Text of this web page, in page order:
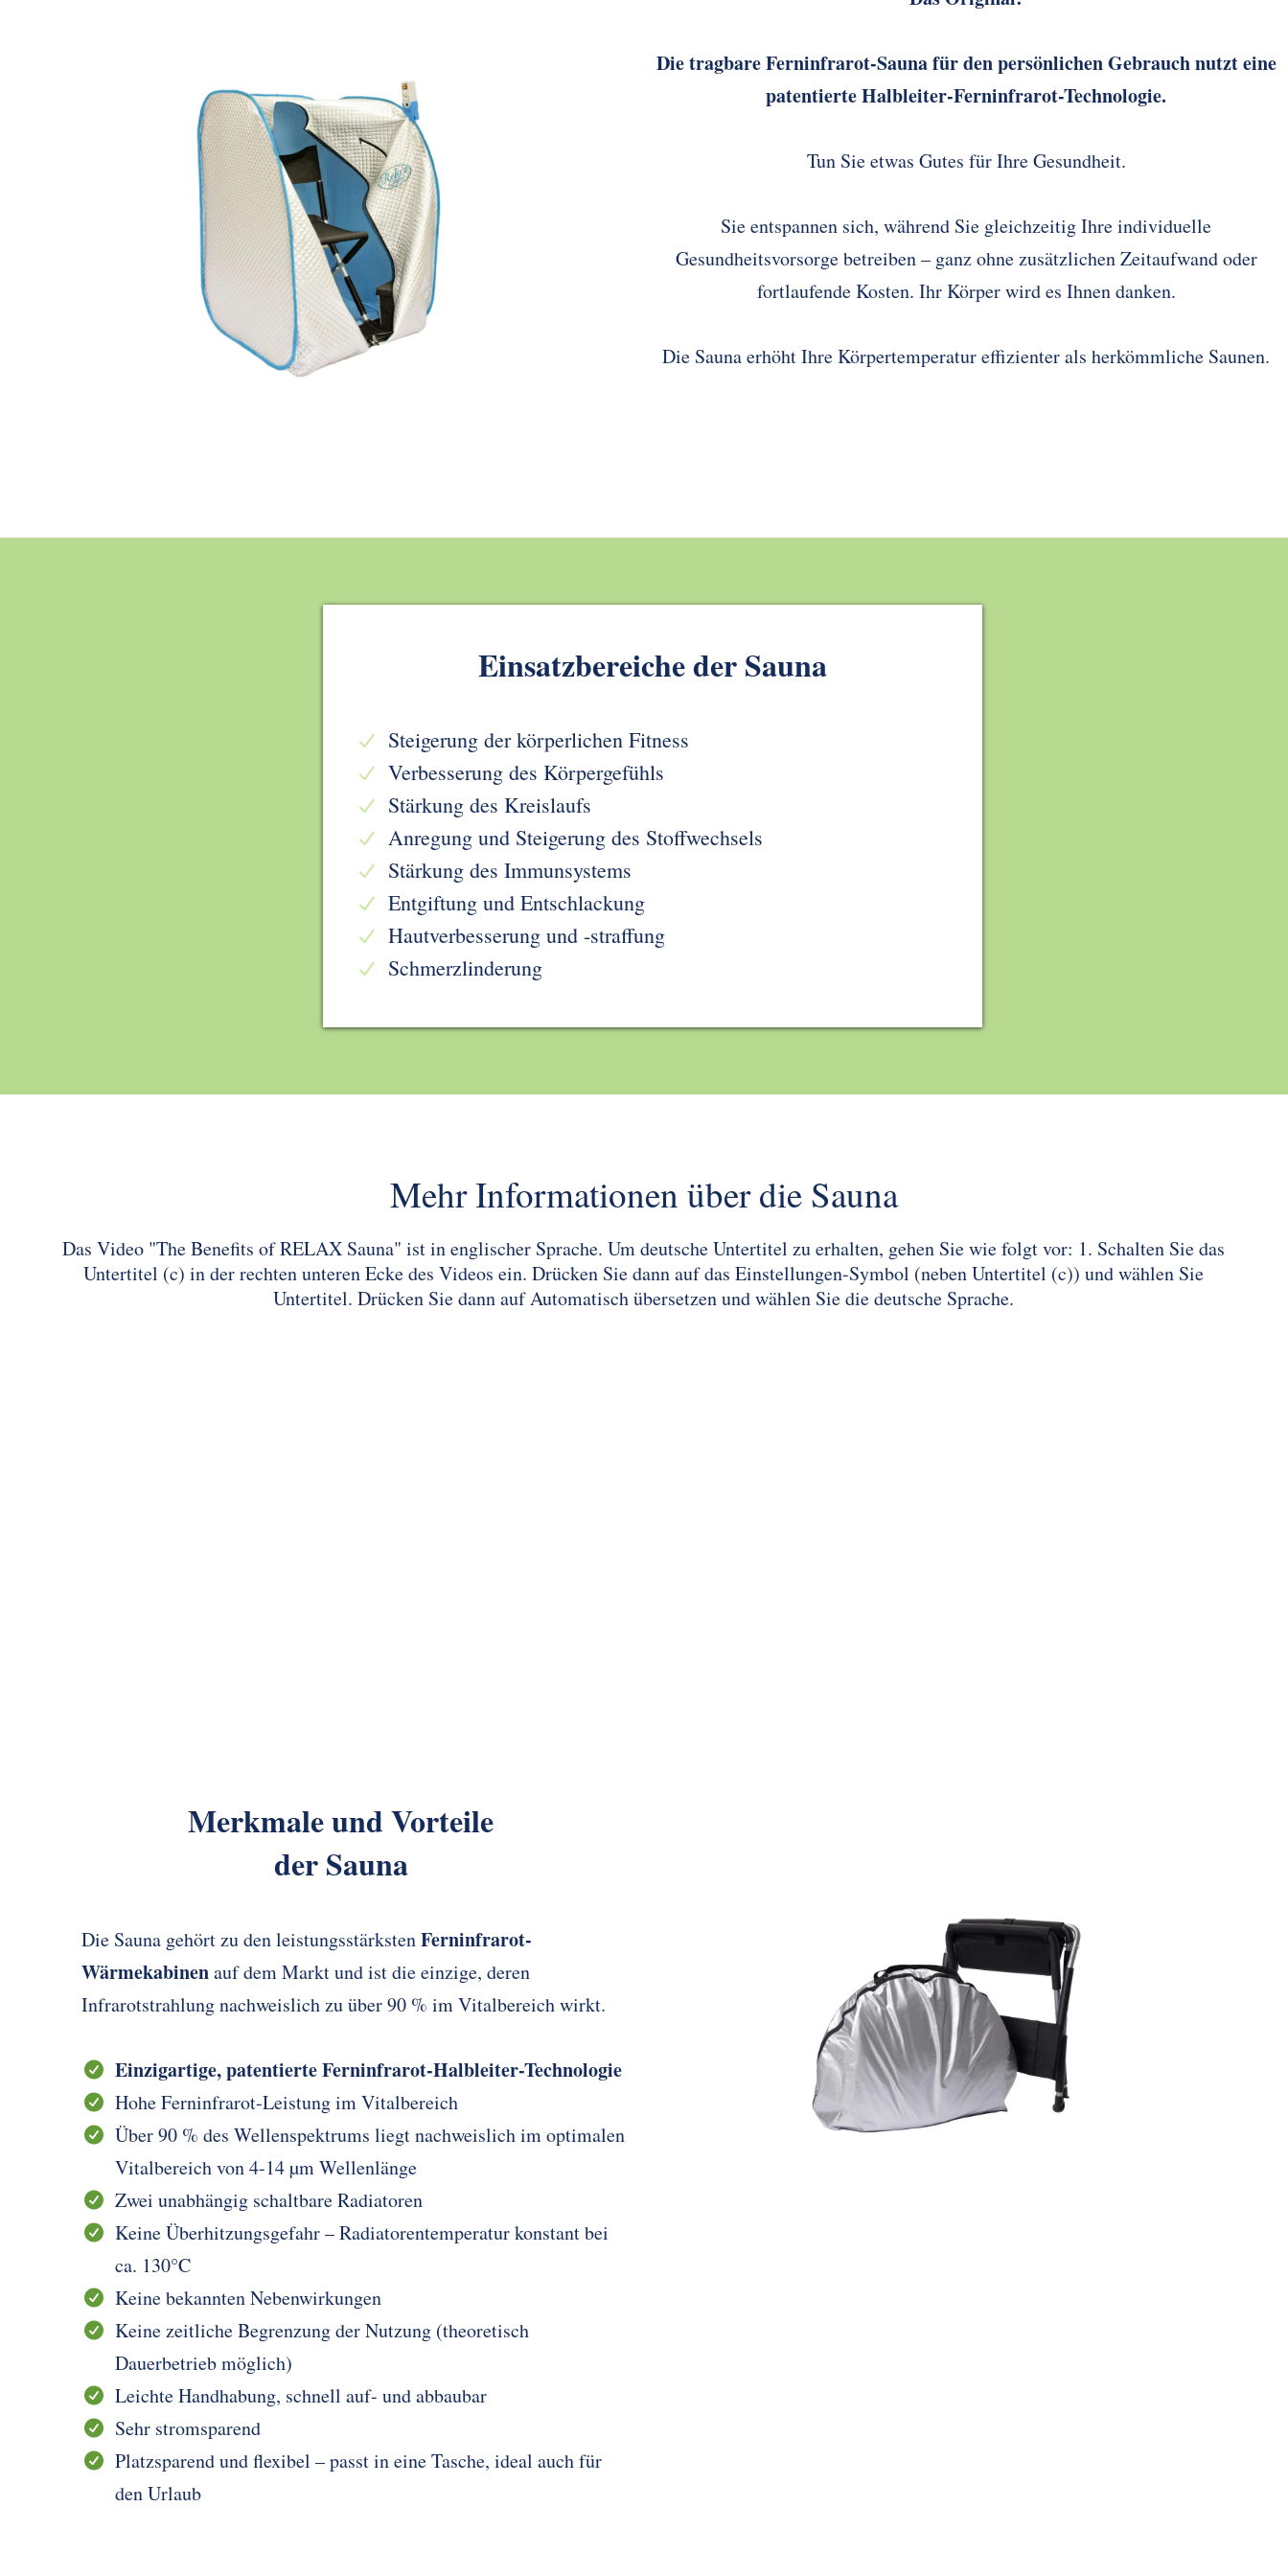
Die tragbare Ferninfrarot-Sauna für den persönlichen Gebrauch nutzt eine
patentierte Halbleiter-Ferninfrarot-Technologie.
Tun Sie etwas Gutes für Ihre Gesundheit.
Sie entspannen sich, während Sie gleichzeitig Ihre individuelle
Gesundheitsvorsorge betreiben – ganz ohne zusätzlichen Zeitaufwand oder
fortlaufende Kosten. Ihr Körper wird es Ihnen danken.
Die Sauna erhöht Ihre Körpertemperatur effizienter als herkömmliche Saunen.
Einsatzbereiche der Sauna
Steigerung der körperlichen Fitness
Verbesserung des Körpergefühls
Stärkung des Kreislaufs
Anregung und Steigerung des Stoffwechsels
Stärkung des Immunsystems
Entgiftung und Entschlackung
Hautverbesserung und -straffung
Schmerzlinderung
Mehr Informationen über die Sauna
Das Video "The Benefits of RELAX Sauna" ist in englischer Sprache. Um deutsche Untertitel zu erhalten, gehen Sie wie folgt vor: 1. Schalten Sie das
Untertitel (c) in der rechten unteren Ecke des Videos ein. Drücken Sie dann auf das Einstellungen-Symbol (neben Untertitel (c)) und wählen Sie
Untertitel. Drücken Sie dann auf Automatisch übersetzen und wählen Sie die deutsche Sprache.
Merkmale und Vorteile
der Sauna
Die Sauna gehört zu den leistungsstärkstenFerninfrarot-
Wärmekabinenauf dem Markt und ist die einzige, deren
Infrarotstrahlung nachweislich zu über 90 % im Vitalbereich wirkt.
Einzigartige, patentierte Ferninfrarot-Halbleiter-Technologie
Hohe Ferninfrarot-Leistung im Vitalbereich
Über 90 % des Wellenspektrums liegt nachweislich im optimalen
Vitalbereich von 4-14 µm Wellenlänge
Zwei unabhängig schaltbare Radiatoren
Keine Überhitzungsgefahr – Radiatorentemperatur konstant bei
ca. 130°C
Keine bekannten Nebenwirkungen
Keine zeitliche Begrenzung der Nutzung (theoretisch
Dauerbetrieb möglich)
Leichte Handhabung, schnell auf- und abbaubar
Sehr stromsparend
Platzsparend und flexibel – passt in eine Tasche, ideal auch für
den Urlaub